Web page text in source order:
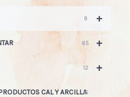
+
9
+
65
+
12
CAL Y ARCILLA
15